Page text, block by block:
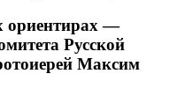
ориентирах —
Русской
Максим